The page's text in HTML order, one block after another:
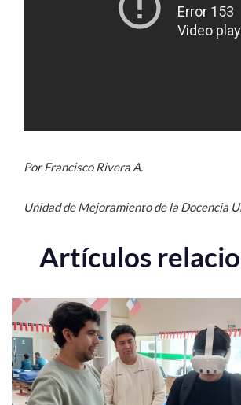
Por Francisco Rivera A.
Unidad de Mejoramiento de la Docencia
Artículos